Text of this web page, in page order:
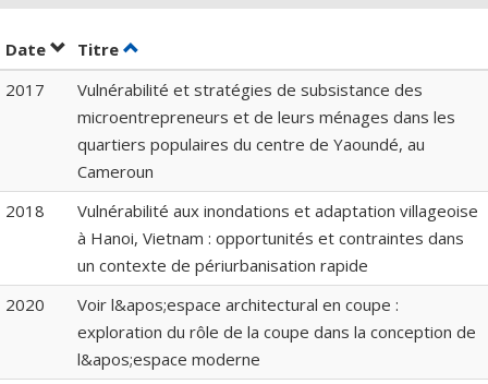
Date Trier par date en ordre décroissant
Titre Trier par titre en ordre décroissant
2017
Vulnérabilité et stratégies de subsistance des
microentrepreneurs et de leurs ménages dans les
quartiers populaires du centre de Yaoundé, au
Cameroun
2018
Vulnérabilité aux inondations et adaptation villageoise
à Hanoi, Vietnam : opportunités et contraintes dans
un contexte de périurbanisation rapide
2020
Voir l&apos;espace architectural en coupe :
exploration du rôle de la coupe dans la conception de
l&apos;espace moderne